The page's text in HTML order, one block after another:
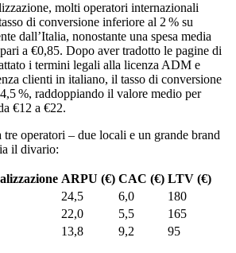
molti operatori internazionali
di conversione inferiore al 2 % su
dall’Italia, nonostante una spesa media
a €0,85. Dopo aver tradotto le pagine di
i termini legali alla licenza ADM e
clienti in italiano, il tasso di conversione
%, raddoppiando il valore medio per
€12 a €22.
operatori – due locali e un grande brand
il divario:
ARPU (€) CAC (€) LTV (€)
24,5 6,0
180
22,0 5,5
165
13,8 9,2 95